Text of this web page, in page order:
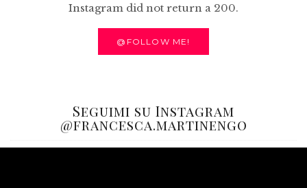
Instagram did not return a 200.
@FOLLOW ME!
Seguimi su Instagram
@francesca.martinengo